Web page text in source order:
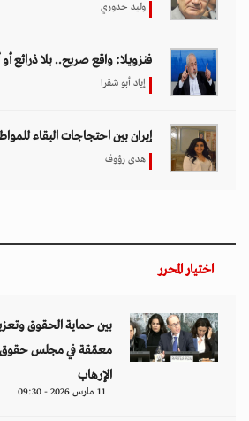
وليد خدوري
فنزويلا: واقع صريح.. بلا ذرائع أو
إياد أبو شقرا
إيران بين احتجاجات البقاء
هدى رؤوف
اختيار المحرر
بين حماية الحقوق
معمّقة في مجلس حقوق
الإرهاب
11 مارس 2026 - 09:30